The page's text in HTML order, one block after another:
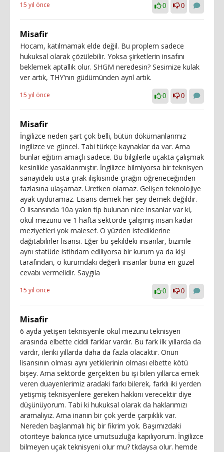
15 yıl önce 0 0
Misafir
Hocam, katılmamak elde değil. Bu proplem sadece
hukuksal olarak çözülebilir. Yoksa şirketlerin insafını
beklemek aptallık olur. SHGM neredesin? Sesimize kulak
ver artık, THY'nın güdümünden ayrıl artık.
15 yıl önce 0 0
Misafir
İngilizce neden şart çok belli, bütün dökümanlarımız
ingilizce ve güncel. Tabi türkçe kaynaklar da var. Ama
bunlar eğitim amaçlı sadece. Bu bilgilerle uçakta çalışmak
kesinlikle yasaklanmıştır. İngilizce bilmiyorsa bir teknisyen
sanayideki usta çırak ilişkisinde çırağın öğreneceğinden
fazlasına ulaşamaz. Üretken olamaz. Gelişen teknolojiye
ayak uyduramaz. Lisans demek her şey demek değildir.
O lisansında 10a yakın tip bulunan nice insanlar var ki,
okul mezunu ve 1 hafta sektörde çalışmış insan kadar
meziyetleri yok malesef. O yüzden istediklerine
dağıtabilirler lisansı. Eğer bu şekildeki insanlar, bizimle
aynı statüde istihdam ediliyorsa bir kurum ya da kişi
tarafından, o kurumdaki değerli insanlar buna en güzel
cevabı vermelidir. Saygıla
15 yıl önce 0 0
Misafir
6 ayda yetişen teknisyenle okul mezunu teknisyen
arasında elbette ciddi farklar vardır. Bu fark ilk yıllarda da
vardır, ileriki yıllarda daha da fazla olacaktır. Onun
lisansının olması aynı yetkilerinin olması elbette kötü
bişey. Ama sektörde gerçekten bu işi bilen yıllarca emek
veren duayenlerimiz aradaki farkı bilerek, farklı iki yerden
yetişmiş teknisyenlere gereken hakkını verecektir diye
düşünüyorum. Tabi ki hukuksal olarak da haklarımızı
aramalıyız. Ama inanın bir çok yerde çarpıklık var.
Nereden başlanmalı hiç bir fikrim yok. Başımızdaki
otoriteye bakınca iyice umutsuzluğa kapılıyorum. İngilizce
bilmeyen uçak teknisyeni olur mu? tkdaysa olur. hemde